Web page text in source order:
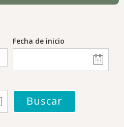
Fecha de inicio
Buscar